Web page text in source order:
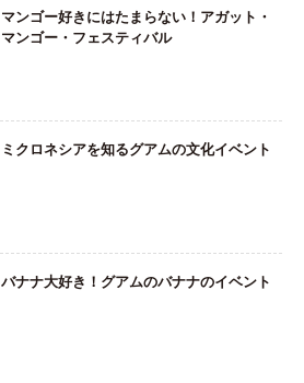
マンゴー好きにはたまらない！アガット・
マンゴー・フェスティバル
ミクロネシアを知るグアムの文化イベント
バナナ大好き！グアムのバナナのイベント